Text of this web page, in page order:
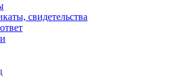
свидетельства